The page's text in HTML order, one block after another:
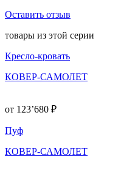
Оставить отзыв
товары из этой серии
Кресло-кровать
КОВЕР-САМОЛЕТ
от 123’680 ₽
Пуф
КОВЕР-САМОЛЕТ